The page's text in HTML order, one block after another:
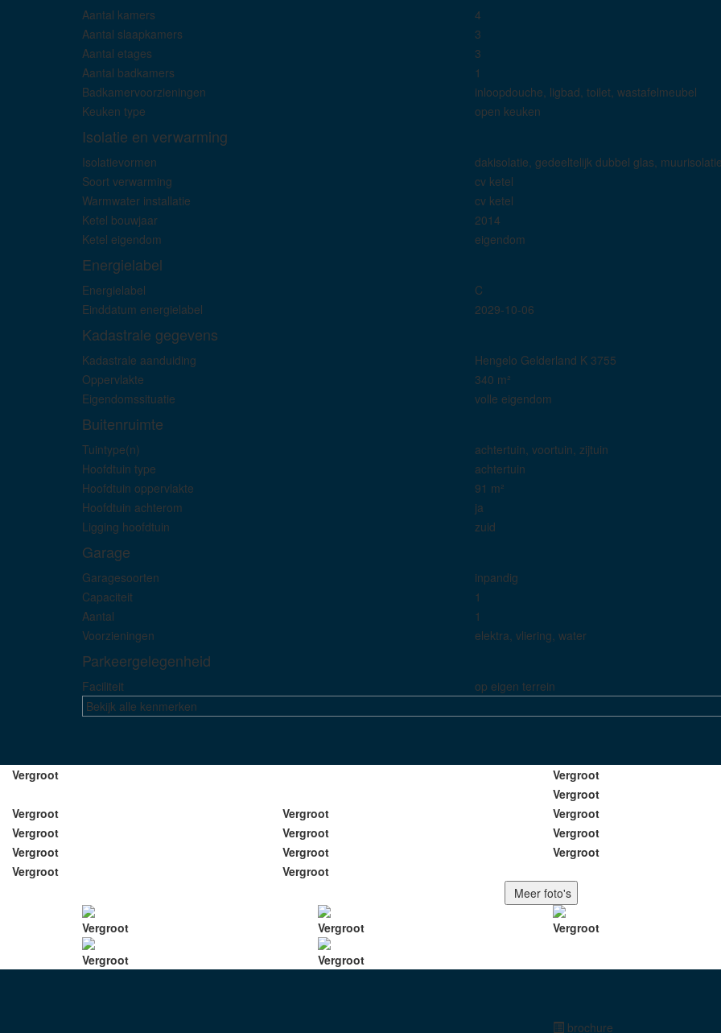
Aantal kamers
4
Aantal slaapkamers
3
Aantal etages
3
Aantal badkamers
1
Badkamervoorzieningen
inloopdouche, ligbad, toilet, wastafelmeubel
Keuken type
open keuken
Isolatie en verwarming
Isolatievormen
dakisolatie, gedeeltelijk dubbel glas,
Soort verwarming
cv ketel
Warmwater installatie
cv ketel
Ketel bouwjaar
2014
Ketel eigendom
eigendom
Energielabel
Energielabel
C
Einddatum energielabel
2029-10-06
Kadastrale gegevens
Kadastrale aanduiding
Hengelo Gelderland K 3755
Oppervlakte
340 m²
Eigendomssituatie
volle eigendom
Buitenruimte
Tuintype(n)
achtertuin, voortuin, zijtuin
Hoofdtuin type
achtertuin
Hoofdtuin oppervlakte
91 m²
Hoofdtuin achterom
ja
Ligging hoofdtuin
zuid
Garage
Garagesoorten
inpandig
Capaciteit
1
Aantal
1
Voorzieningen
elektra, vliering, water
Parkeergelegenheid
Faciliteit
op eigen terrein
Bekijk alle kenmerken
Vergroot Vergroot
Vergroot
Vergroot
Vergroot Vergroot
Vergroot
Vergroot
Vergroot
Vergroot
Vergroot
Vergroot
Vergroot
Vergroot
Meer foto's
Vergroot Vergroot Vergroot
Vergroot
Vergroot
brochure